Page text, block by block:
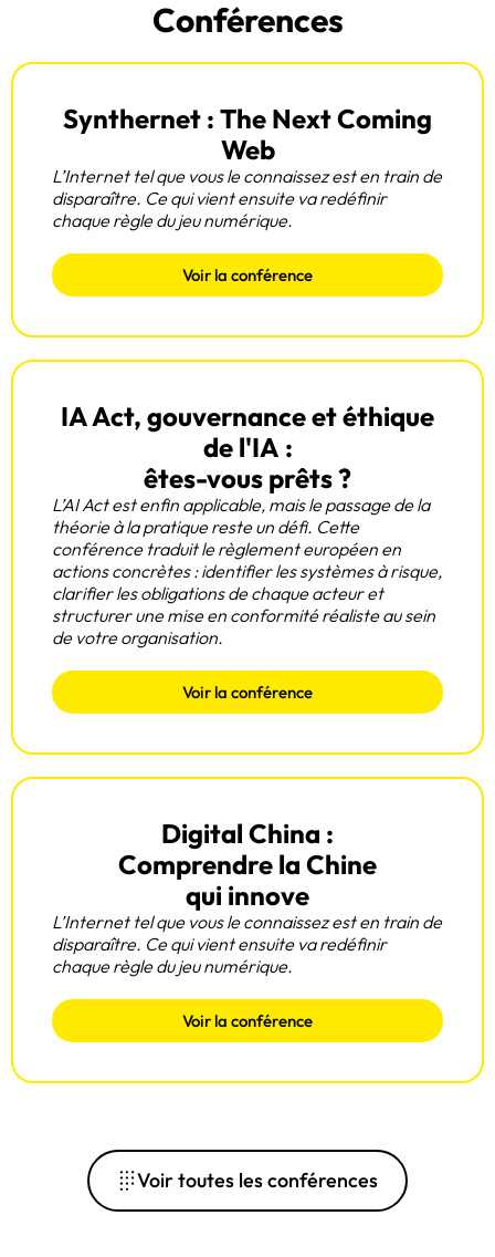
pratique, avec des experts qui utilisent réellement les
Découvrir nos formations
Conférences
Synthernet : The Next Coming
Web
L’Internet tel que vous le connaissez est en train de
disparaître. Ce qui vient ensuite va redéfinir
chaque règle du jeu numérique.
Voir la conférence
IA Act, gouvernance et éthique
de l'IA :
êtes-vous prêts ?
L’AI Act est enfin applicable, mais le passage de la
théorie à la pratique reste un défi. Cette
conférence traduit le règlement européen en
actions concrètes : identifier les systèmes à risque,
clarifier les obligations de chaque acteur et
structurer une mise en conformité réaliste au sein
de votre organisation.
Voir la conférence
Digital China :
Comprendre la Chine
qui innove
L’Internet tel que vous le connaissez est en train de
disparaître. Ce qui vient ensuite va redéfinir
chaque règle du jeu numérique.
Voir la conférence
Voir toutes les conférences